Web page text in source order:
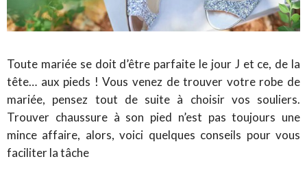
Toute mariée se doit d’être parfaite le jour J et ce, de la
tête… aux pieds ! Vous venez de trouver votre robe de
mariée, pensez tout de suite à choisir vos souliers.
Trouver chaussure à son pied n’est pas toujours une
mince affaire, alors, voici quelques conseils pour vous
faciliter la tâche